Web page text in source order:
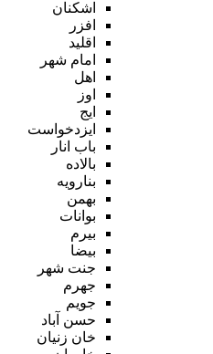
اشکنان
افزر
اقلید
امام شهر
اهل
اوز
ایج
ایزدخواست
باب انار
بالاده
بنارویه
بهمن
بوانات
بیرم
بیضا
جنت شهر
جهرم
جویم
حسن آباد
خان زنیان